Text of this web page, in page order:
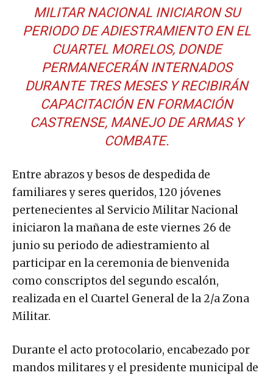
MILITAR NACIONAL INICIARON SU
PERIODO DE ADIESTRAMIENTO EN EL
CUARTEL MORELOS, DONDE
PERMANECERÁN INTERNADOS
DURANTE TRES MESES Y RECIBIRÁN
CAPACITACIÓN EN FORMACIÓN
CASTRENSE, MANEJO DE ARMAS Y
COMBATE.
Entre abrazos y besos de despedida de
familiares y seres queridos, 120 jóvenes
pertenecientes al Servicio Militar Nacional
iniciaron la mañana de este viernes 26 de
junio su periodo de adiestramiento al
participar en la ceremonia de bienvenida
como conscriptos del segundo escalón,
realizada en el Cuartel General de la 2/a Zona
Militar.
Durante el acto protocolario, encabezado por
mandos militares y el presidente municipal de